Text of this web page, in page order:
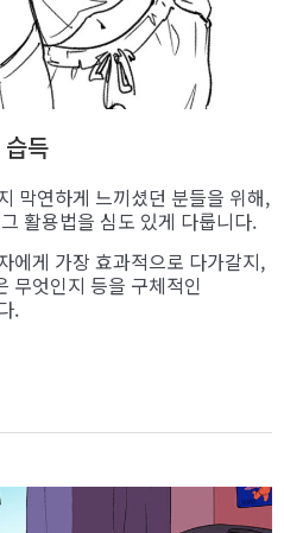
득
막연하게 느끼셨던 분들을 위해,
활용법을 심도 있게 다룹니다.
에게 가장 효과적으로 다가갈지,
무엇인지 등을 구체적인
.